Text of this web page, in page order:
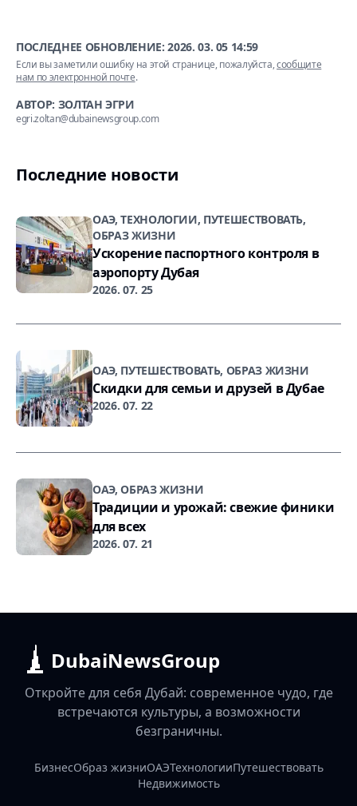
ПОСЛЕДНЕЕ ОБНОВЛЕНИЕ:2026. 03. 05 14:59
Если вы заметили ошибку на этой странице, пожалуйста,сообщите
нам по электронной почте.
АВТОР: ЗОЛТАН ЭГРИ
egri.zoltan@dubainewsgroup.com
Последние новости
ОАЭ, ТЕХНОЛОГИИ, ПУТЕШЕСТВОВАТЬ,
ОБРАЗ ЖИЗНИ
Ускорение паспортного контроля в
аэропорту Дубая
2026. 07. 25
ОАЭ, ПУТЕШЕСТВОВАТЬ, ОБРАЗ ЖИЗНИ
Скидки для семьи и друзей в Дубае
2026. 07. 22
ОАЭ, ОБРАЗ ЖИЗНИ
Традиции и урожай: свежие финики
для всех
2026. 07. 21
DubaiNewsGroup
Откройте для себя Дубай: современное чудо, где
встречаются культуры, а возможности
безграничны.
БизнесОбраз жизниОАЭТехнологииПутешествовать
Недвижимость